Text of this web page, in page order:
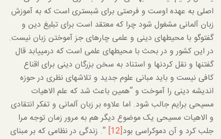
اصلی به عهده اوست و فرصتی برای شبستری است که به آموزش
زبان آلمانی مشغول شود چرا که معتقد است برای تبلیغ دین و
گفت­وگو با محیط­های دینی و علمی چاره­ای جز آموختن زبان نیست.
در این کشور و در بحث با محیط­های علمی است که درمی­یابد قال
گفتن­ها و نقل کردن­ها و استناد به سخن بزرگان دینی برای اقناع
کافی نیست و باید مبانی علوم جدید و تلاش­های نظری در حوزه
اندیشه دینی را آموخت و “همین باعث شد که علم الاهیات
مسیحی برایم جالب شود. اما علاوه بر زبان آلمانی و تفکر انتقادی
و الاهیات مسیحی یک موضوع دیگر هم به مرور زمان توجه مرا
جلب کرد و آن دموکراسی بود[12]
“. زندگی در نظامی که بر مبنای